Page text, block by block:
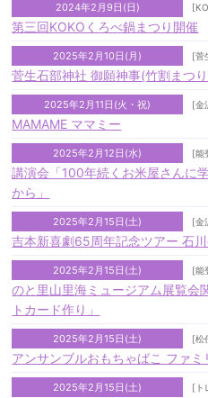
2024年2月9日(日)
第三回KOKOくろべ鍋まつり開催
2025年2月10日(月) [菅
菅生石部神社 御願神事(竹割まつ
2025年2月11日(火・祝) [金
MAMAME ママミー
2025年2月12日(水) [能
講演会「100年続くお米屋さん
から」
2025年2月15日(土) [金
吉本新喜劇65周年記念ツアー 石
2025年2月15日(土) [能
のと里山里海ミュージアム展覧会
トカード作り」
2025年2月15日(土) [松
アンサンブルおもちゃばこ ファ
2025年2月15日(土) [ト